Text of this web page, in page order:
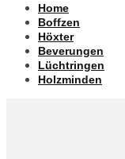
Home
Boffzen
Höxter
Beverungen
Lüchtringen
Holzminden